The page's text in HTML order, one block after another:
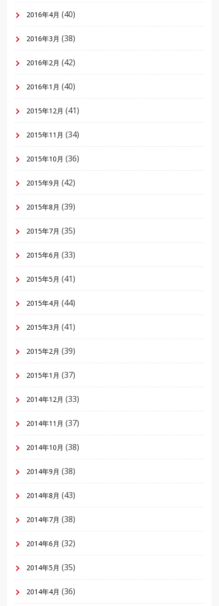
2016年4月 (40)
2016年3月 (38)
2016年2月 (42)
2016年1月 (40)
2015年12月 (41)
2015年11月 (34)
2015年10月 (36)
2015年9月 (42)
2015年8月 (39)
2015年7月 (35)
2015年6月 (33)
2015年5月 (41)
2015年4月 (44)
2015年3月 (41)
2015年2月 (39)
2015年1月 (37)
2014年12月 (33)
2014年11月 (37)
2014年10月 (38)
2014年9月 (38)
2014年8月 (43)
2014年7月 (38)
2014年6月 (32)
2014年5月 (35)
2014年4月 (36)